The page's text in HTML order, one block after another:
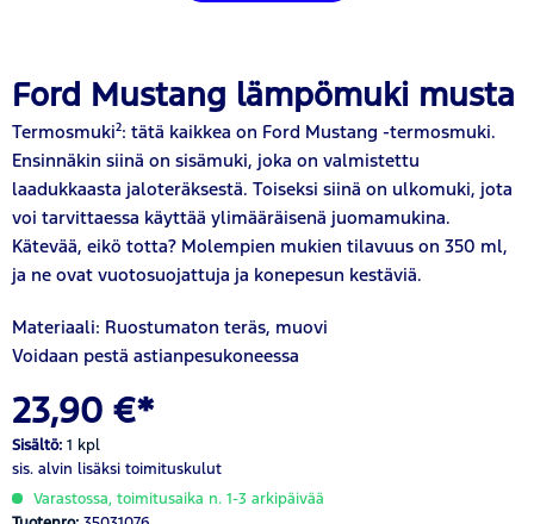
Ford Mustang lämpömuki musta
Termosmuki²: tätä kaikkea on Ford Mustang -termosmuki.
Ensinnäkin siinä on sisämuki, joka on valmistettu
laadukkaasta jaloteräksestä. Toiseksi siinä on ulkomuki, jota
voi tarvittaessa käyttää ylimääräisenä juomamukina.
Kätevää, eikö totta? Molempien mukien tilavuus on 350 ml,
ja ne ovat vuotosuojattuja ja konepesun kestäviä.
Materiaali: Ruostumaton teräs, muovi
Voidaan pestä astianpesukoneessa
23,90 €*
Sisältö: 1 kpl
sis. alvin lisäksi toimituskulut
Varastossa, toimitusaika n. 1-3 arkipäivää